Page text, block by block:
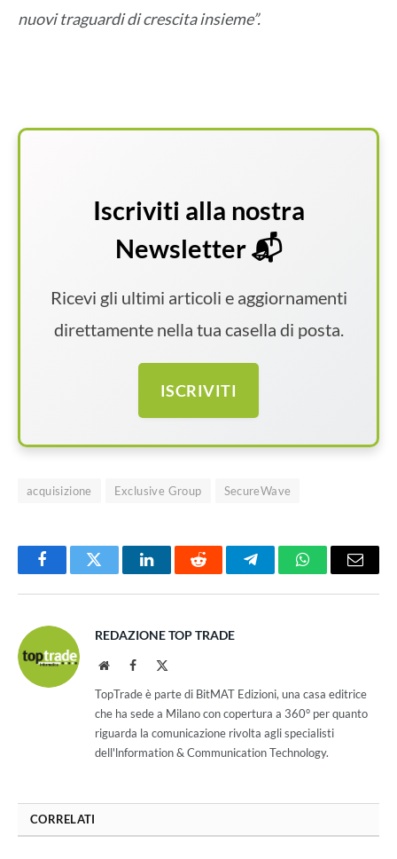
nuovi traguardi di crescita insieme”.
Iscriviti alla nostra
Newsletter 📬
Ricevi gli ultimi articoli e aggiornamenti
direttamente nella tua casella di posta.
ISCRIVITI
acquisizione Exclusive Group SecureWave
FacebookTwitter LinkedInReddit TelegramWhatsAppEmail
REDAZIONE TOP TRADE
WebsiteFacebook
TopTrade è parte di BitMAT Edizioni, una casa editrice
che ha sede a Milano con copertura a 360° per quanto
riguarda la comunicazione rivolta agli specialisti
dell'lnformation & Communication Technology.
CORRELATI